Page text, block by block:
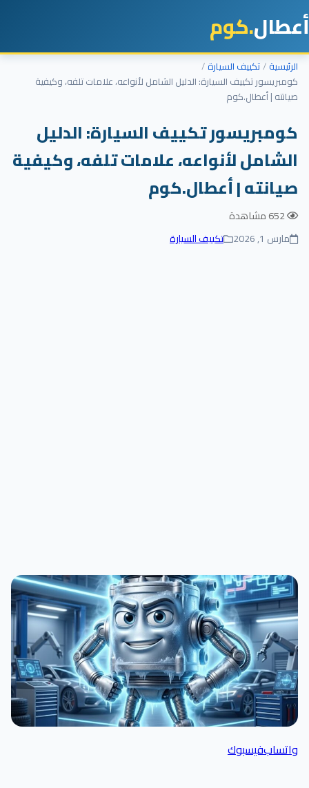
أعطال.كوم
الرئيسية تكييف السيارة
كومبريسور تكييف السيارة: الدليل الشامل لأنواعه، علامات تلفه، وكيفية
صيانته | أعطال.كوم
كومبريسور تكييف السيارة: الدليل
الشامل لأنواعه، علامات تلفه، وكيفية
صيانته | أعطال.كوم
مارس 1, 2026 تكييف السيارة
واتسابفيسبوك